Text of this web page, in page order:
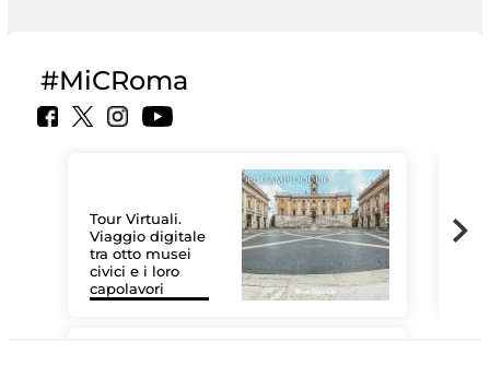
#MiCRoma
Tour Virtuali.
Viaggio digitale
tra otto musei
civici e i loro
capolavori